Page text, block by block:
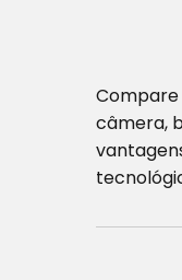
Compare
câmera,